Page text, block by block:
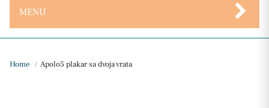
MENU
Home / Apolo5 plakar sa dvoja vrata